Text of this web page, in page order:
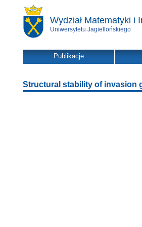
Wydział Matematyki i
Uniwersytetu Jagiellońskiego
Publikacje
Structural stability of invasion